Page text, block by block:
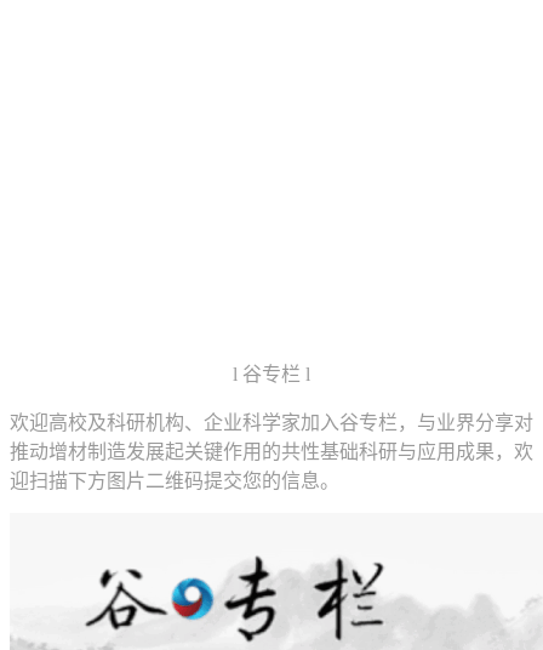
l 谷专栏 l
欢迎高校及科研机构、企业科学家加入谷专栏，与业界分享对
推动增材制造发展起关键作用的共性基础科研与应用成果，欢
迎扫描下方图片二维码提交您的信息。